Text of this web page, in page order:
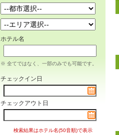
ホテル名
※ 全てではなく、一部のみでも可能です。
チェックイン日
チェックアウト日
検索結果はホテル名(50音順)で表示